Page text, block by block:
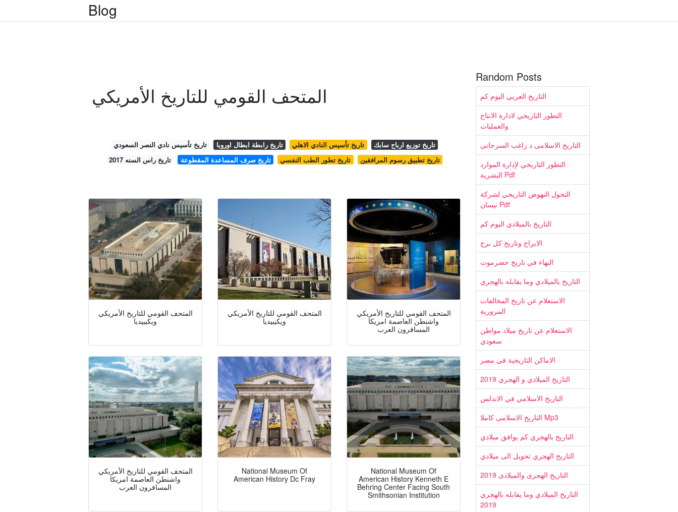
Blog
المتحف القومي للتاريخ الأمريكي
تاريخ تأسيس نادي النصر السعودي تاريخ رابطة ابطال اوروبا تاريخ تأسيس النادي الاهلي
تاريخ توزيع ارباح سابك
تاريخ راس السنه 2017
تاريخ صرف المساعدة المقطوعة تاريخ تطور الطب النفسي تاريخ تطبيق رسوم المرافقين
المتحف القومي للتاريخ الأمريكي
ويكيبيديا
المتحف القومي للتاريخ الأمريكي
ويكيبيديا
المتحف القومي للتاريخ الأمريكي
واشنطن العاصمة امريكا
المسافرون العرب
المتحف القومي للتاريخ الأمريكي
واشنطن العاصمة امريكا
المسافرون العرب
National Museum Of
American History Dc Fray
National Museum Of
American History Kenneth E
Behring Center Facing South
Smithsonian Institution
Random Posts
التاريخ العربي اليوم كم
التطور التاريخي لادارة الانتاج
والعمليات
التاريخ الاسلامى د راغب السرجانى
التطور التاريخي لإدارة الموارد
البشرية Pdf
التحول النهوض التاريخي لشركة
نيسان Pdf
التاريخ بالميلادي اليوم كم
الابراج وتاريخ كل برج
البهاء في تاريخ حضرموت
التاريخ بالميلادي وما يقابله بالهجري
الاستعلام عن تاريخ المخالفات
المرورية
الاستعلام عن تاريخ ميلاد مواطن
سعودي
الاماكن التاريخية في مصر
التاريخ الميلادي و الهجري 2019
التاريخ الاسلامي في الاندلس
التاريخ الاسلامى كاملا Mp3
التاريخ بالهجري كم يوافق ميلادي
التاريخ الهجري تحويل الى ميلادي
التاريخ الهجرى والميلادى 2019
التاريخ الميلادي وما يقابله بالهجري
2019